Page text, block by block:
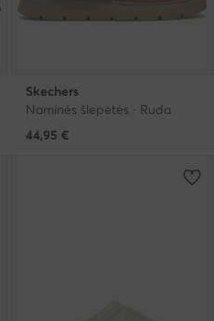
Skechers
Naminės šlepetės · Ruda
44,95 €